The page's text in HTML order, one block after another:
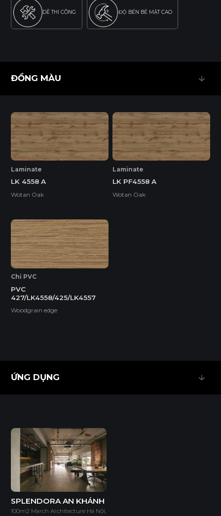
DỄ THI CÔNG ĐỘ BỀN BỀ MẶT CAO
E0
Kích thước(mm)
ĐỒNG MÀU
Laminate
LK 4558 A
Wotan Oak
Laminate
LK PF4558 A
Wotan Oak
Chỉ PVC
PVC
427/LK4558/425/LK4557
Woodgrain edge
ỨNG DỤNG
SPLENDORA AN KHÁNH
100m2 March Architecture Hà Nội,